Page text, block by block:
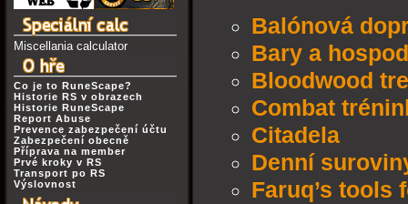
Miscellania calculator
Co je to RuneScape?
Historie RS v obrazech
Historie RuneScape
Report Abuse
Prevence zabezpečení účtu
Zabezpečení obecně
Příprava na member
Prvé kroky v RS
Transport po RS
Výslovnost
Balónová
Bary a
Bloodwood
Combat
Citadela
Denní
Faruq’s tools